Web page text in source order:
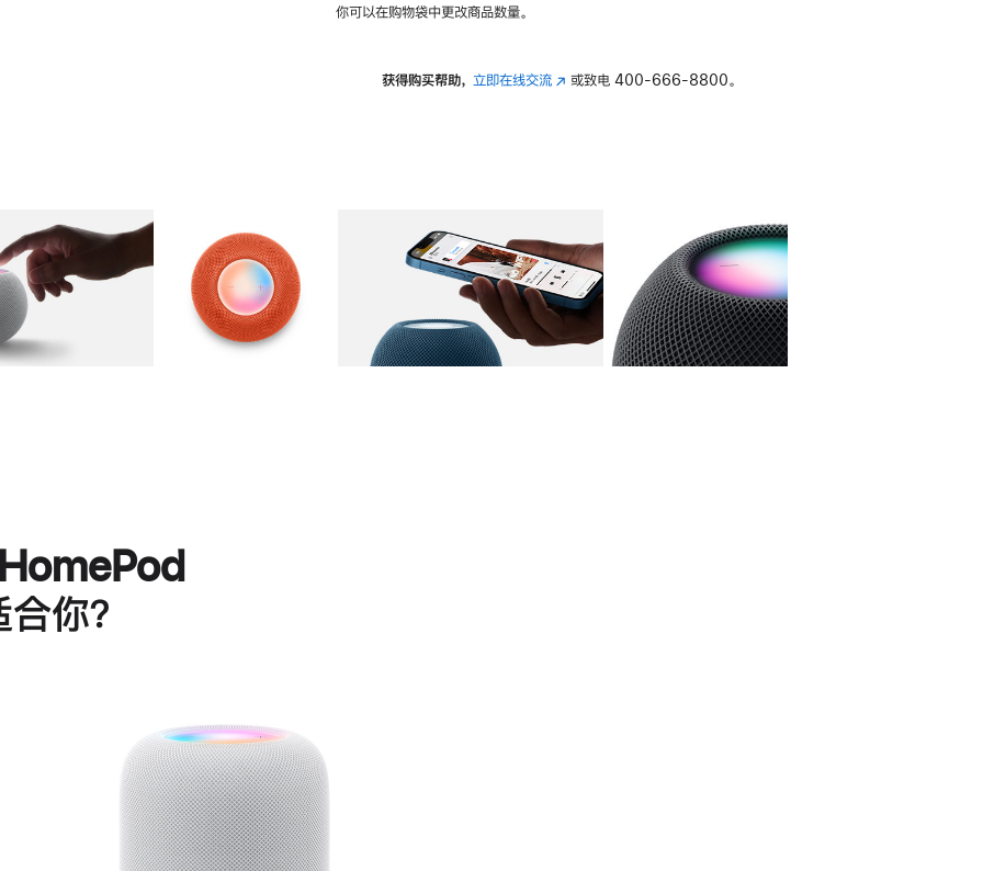
你可以在购物袋中更改商品数量。
获得购买帮助， 立即在线交流(在 或致电 400-666-8800。
图库 图像 图库 图像 图库 图像 4 图库 图像 5
你？
进
一
步
了
解
HomePod<